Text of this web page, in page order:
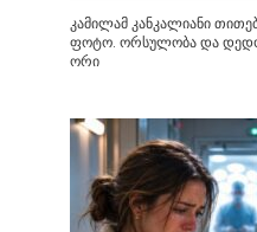
კამილამ კანკალიანი
ფოტო. ორსულობა და
ორი